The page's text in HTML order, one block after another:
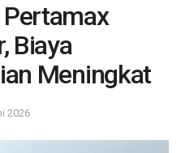
Biaya
Meningkat
2026